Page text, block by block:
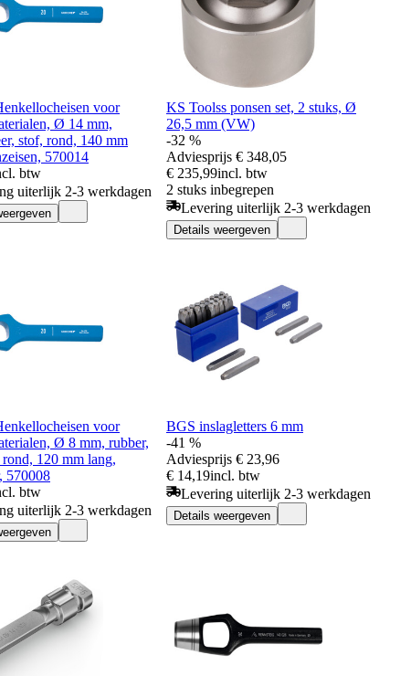
voor
Ø 14 mm,
stof, rond, 140 mm
570014
btw
uiterlijk 2-3 werkdagen
KS Toolss ponsen set, 2 stuks, Ø
26,5 mm (VW)
-32 %
Adviesprijs € 348,05
€ 235,99incl. btw
2 stuks inbegrepen
Levering uiterlijk 2-3 werkdagen
Details weergeven
voor
Ø 8 mm, rubber,
rond, 120 mm lang,
570008
btw
uiterlijk 2-3 werkdagen
BGS inslagletters 6 mm
-41 %
Adviesprijs € 23,96
€ 14,19incl. btw
Levering uiterlijk 2-3 werkdagen
Details weergeven